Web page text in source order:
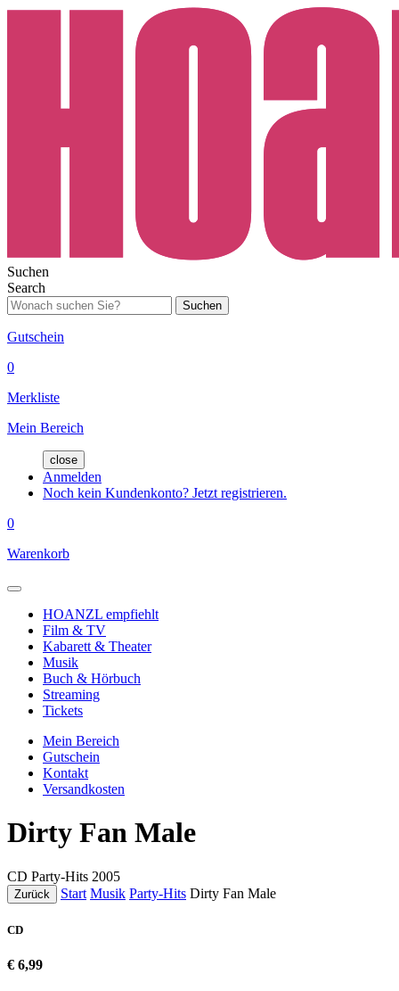
Suchen
Search
Suchen
Gutschein
0
Merkliste
Mein Bereich
close
Anmelden
Noch kein Kundenkonto? Jetzt registrieren.
0
Warenkorb
HOANZL empfiehlt
Film & TV
Kabarett & Theater
Musik
Buch & Hörbuch
Streaming
Tickets
Mein Bereich
Gutschein
Kontakt
Versandkosten
Dirty Fan Male
CD Party-Hits 2005
Zurück Start Musik Party-Hits Dirty Fan Male
CD
€ 6,99